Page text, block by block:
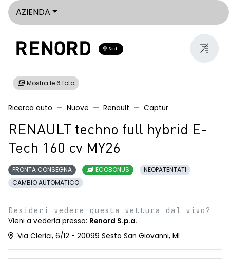
AZIENDA
Sedi
Mostra le 6 foto
Ricerca auto Nuove Renault Captur
RENAULT techno full hybrid E-
Tech 160 cv MY26
PRONTA CONSEGNA ECOBONUS
NEOPATENTATI
CAMBIO AUTOMATICO
Desideri vedere questa vettura dal vivo?
Vieni a vederla presso: Renord S.p.a.
Via Clerici, 6/12 - 20099 Sesto San Giovanni, MI